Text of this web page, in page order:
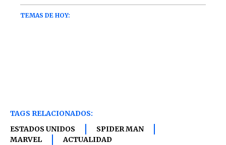
TAGS RELACIONADOS:
ESTADOS UNIDOS
SPIDER MAN
MARVEL
ACTUALIDAD